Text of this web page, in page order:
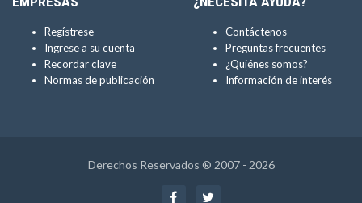
Regístrese
Ingrese a su cuenta
Recordar clave
Normas de publicación
Contáctenos
Preguntas frecuentes
¿Quiénes somos?
Información de interés
Derechos Reservados ® 2007 - 2026
Facebook